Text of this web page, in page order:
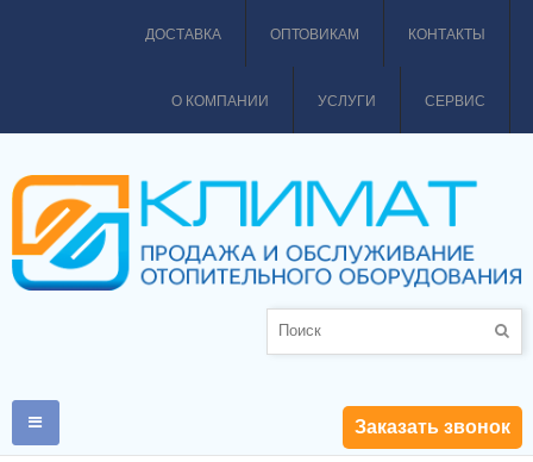
КОНТАКТЫ
ОПТОВИКАМ
ДОСТАВКА
СЕРВИС
УСЛУГИ
О КОМПАНИИ
Заказать звонок